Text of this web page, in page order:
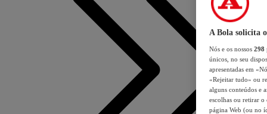
A Bola solicita
Nós e os nossos 298
únicos, no seu
apresentadas em
«Rejeitar tudo» ou
alguns conteúdos e
escolhas ou retirar
página Web (ou no